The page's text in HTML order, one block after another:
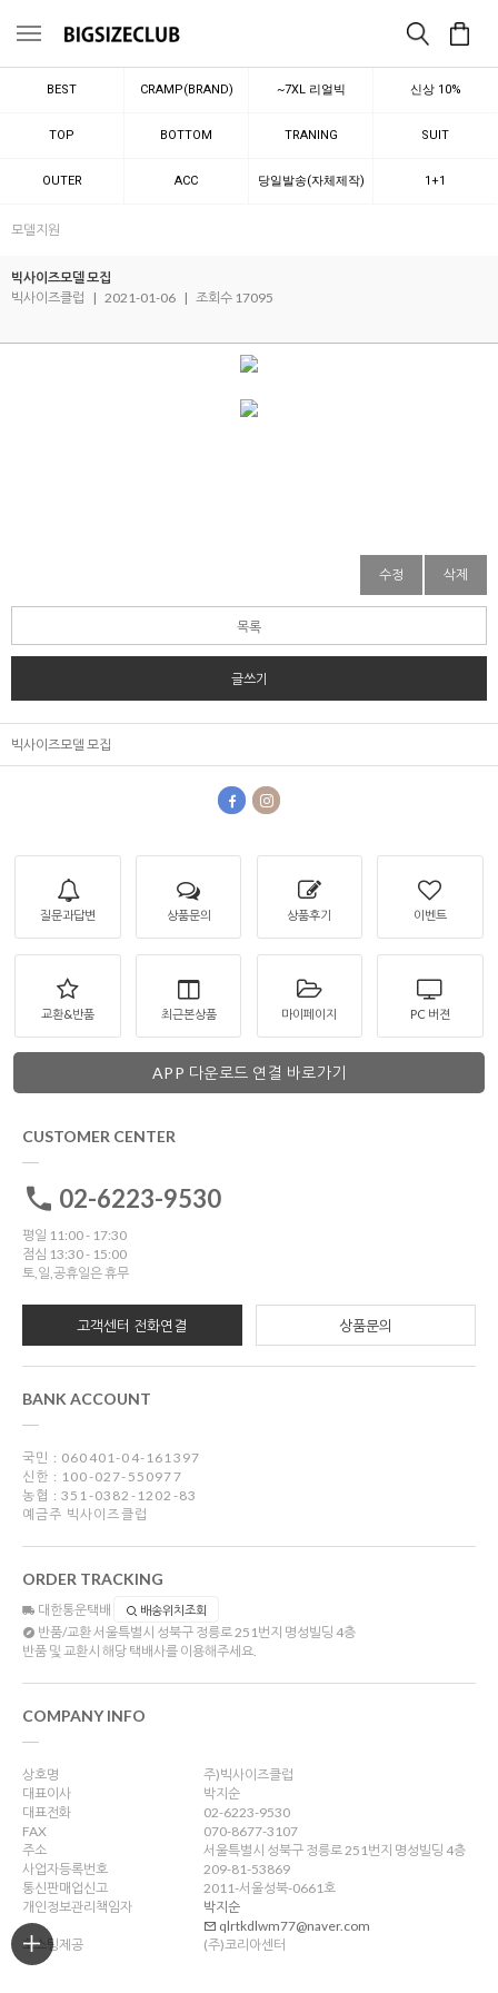
메뉴
BEST CRAMP(BRAND) ~7XL 리얼빅 신상 10%
TOP BOTTOM TRANING SUIT
OUTER ACC 당일발송(자체제작) 1+1
모델지원
빅사이즈모델 모집
빅사이즈클럽
| 2021-01-06 | 조회수 17095
수정 삭제
목록
글쓰기
빅사이즈모델 모집
질문과답변 상품문의 상품후기 이벤트
교환&반품 최근본상품 마이페이지 PC 버젼
APP 다운로드 연결 바로가기
CUSTOMER CENTER
02-6223-9530
평일 11:00 - 17:30
점심 13:30 - 15:00
토,일,공휴일은 휴무
고객센터 전화연결 상품문의
BANK ACCOUNT
국민 : 060401-04-161397
신한 : 100-027-550977
농협 : 351-0382-1202-83
예금주 빅사이즈클럽
ORDER TRACKING
대한통운택배 배송위치조회
반품/교환서울특별시 성북구 정릉로 251번지 명성빌딩 4층
반품 및 교환시 해당 택배사를 이용해주세요.
COMPANY INFO
상호명
주)빅사이즈클럽
대표이사
박지순
대표전화
02-6223-9530
FAX
070-8677-3107
주소
서울특별시 성북구 정릉로 251번지 명성빌딩 4층
사업자등록번호
209-81-53869
통신판매업신고
2011-서울성북-0661호
개인정보관리책임자
박지순
qlrtkdlwm77@naver.com
호스팅제공
(주)코리아센터